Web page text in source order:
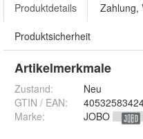
Produktdetails Zahlung,
Produktsicherheit
Artikelmerkmale
Zustand:
Neu
GTIN / EAN:
Marke:
JOBO